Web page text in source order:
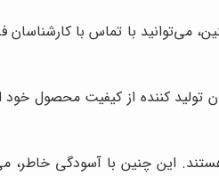
می‌توانید با تماس با
تولید کننده از کیفیت محصول